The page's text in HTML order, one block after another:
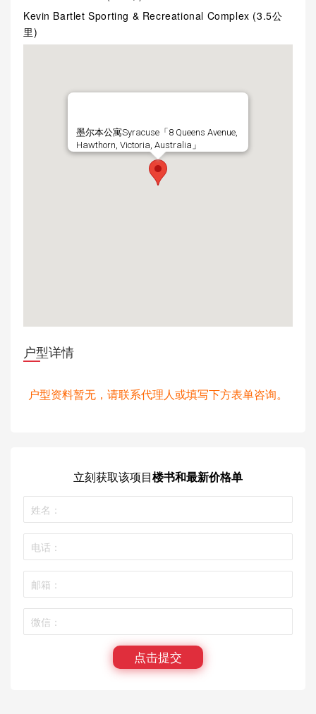
Kevin Bartlet Sporting & Recreational Complex (3.5公
里)
墨尔本公寓Syracuse「8 Queens Avenue,
Hawthorn, Victoria, Australia」
户型详情
户型资料暂无，请联系代理人或填写下方表单咨询。
立刻获取该项目楼书和最新价格单
点击提交